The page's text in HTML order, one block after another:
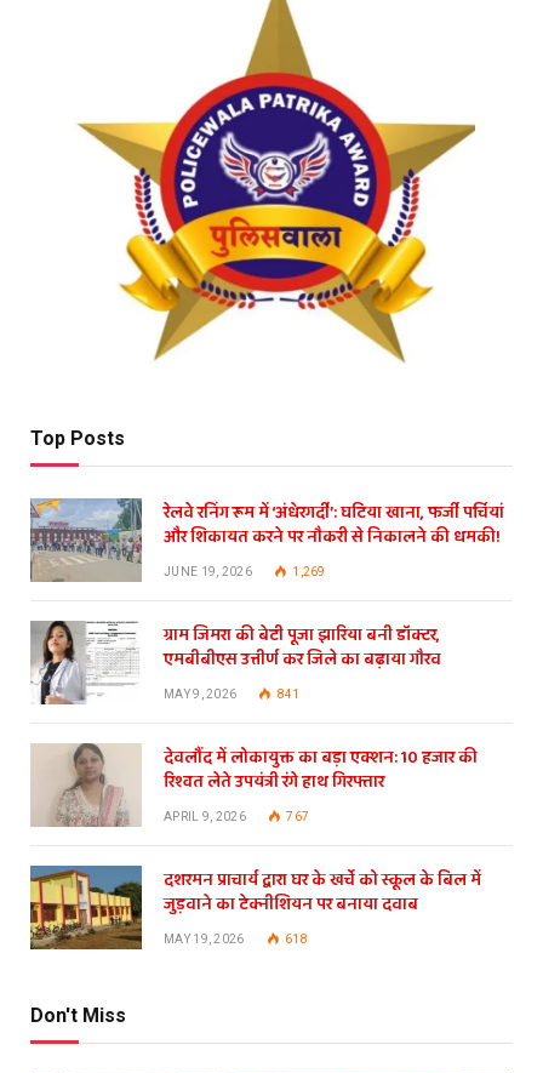
Top Posts
रेलवे रनिंग रूम में ‘अंधेरगर्दी’: घटिया खाना, फर्जी पर्चियां
और शिकायत करने पर नौकरी से निकालने की धमकी!
JUNE 19, 2026 1,269
ग्राम जिमरा की बेटी पूजा झारिया बनी डॉक्टर,
एमबीबीएस उत्तीर्ण कर जिले का बढ़ाया गौरव
MAY 9, 2026 841
देवलौंद में लोकायुक्त का बड़ा एक्शन: 10 हजार की
रिश्वत लेते उपयंत्री रंगे हाथ गिरफ्तार
APRIL 9, 2026 767
दशरमन प्राचार्य द्वारा घर के खर्चे को स्कूल के बिल में
जुड़वाने का टेक्नीशियन पर बनाया दवाब
MAY 19, 2026 618
Don't Miss